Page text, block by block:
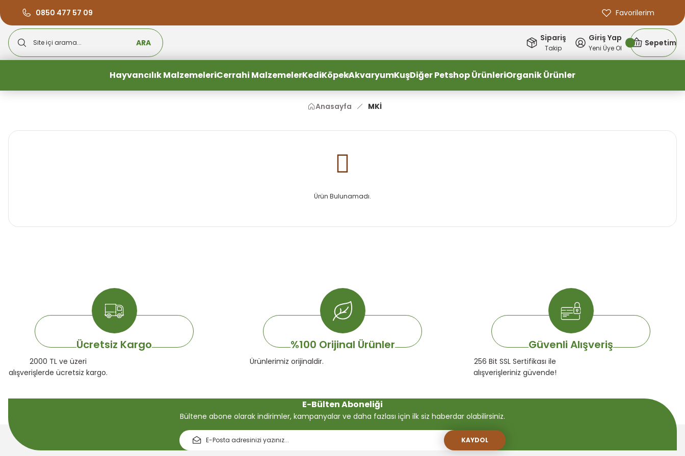
0850 477 57 09
2000 TL ve Üzeri Alışverişlerde Ücretsiz Kargo #3
Favorilerim
ARA Sipariş
Takip
Giriş Yap
Yeni Üye Ol
Sepetim
Hayvancılık MalzemeleriCerrahi MalzemelerKediKöpekAkvaryumKuşDiğer Petshop ÜrünleriOrganik Ürünler
Anasayfa MKİ
Ürün Bulunamadı.
Ücretsiz Kargo
2000 TL ve üzeri
alışverişlerde ücretsiz kargo.
%100 Orijinal Ürünler
Ürünlerimiz orijinaldir.
Güvenli Alışveriş
256 Bit SSL Sertifikası ile
alışverişleriniz güvende!
E-Bülten Aboneliği
Bültene abone olarak indirimler, kampanyalar ve daha fazlası için ilk siz haberdar olabilirsiniz.
KAYDOL